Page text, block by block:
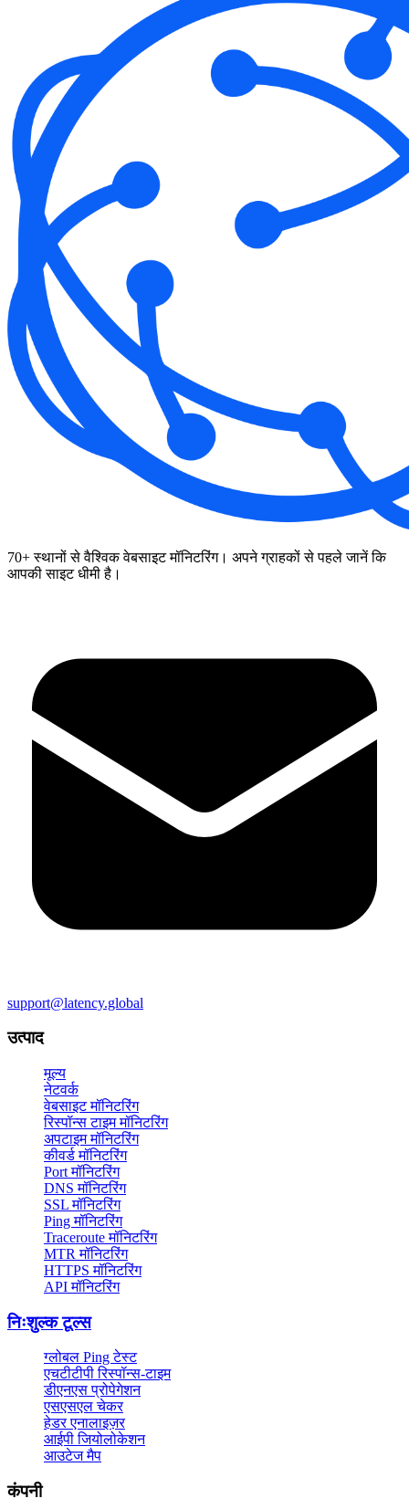
70+ स्थानों से वैश्विक वेबसाइट मॉनिटरिंग। अपने ग्राहकों से पहले जानें कि
आपकी साइट धीमी है।
support@latency.global
उत्पाद
मूल्य
नेटवर्क
वेबसाइट मॉनिटरिंग
रिस्पॉन्स टाइम मॉनिटरिंग
अपटाइम मॉनिटरिंग
कीवर्ड मॉनिटरिंग
Port मॉनिटरिंग
DNS मॉनिटरिंग
SSL मॉनिटरिंग
Ping मॉनिटरिंग
Traceroute मॉनिटरिंग
MTR मॉनिटरिंग
HTTPS मॉनिटरिंग
API मॉनिटरिंग
निःशुल्क टूल्स
ग्लोबल Ping टेस्ट
एचटीटीपी रिस्पॉन्स-टाइम
डीएनएस प्रोपेगेशन
एसएसएल चेकर
हेडर एनालाइज़र
आईपी जियोलोकेशन
आउटेज मैप
कंपनी